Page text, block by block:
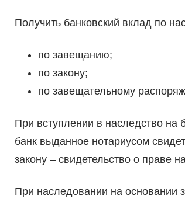
Получить банковский вклад по
по завещанию;
по закону;
по завещательному
При вступлении в наследство на
банк выданное нотариусом
закону – свидетельство о праве
При наследовании на основании